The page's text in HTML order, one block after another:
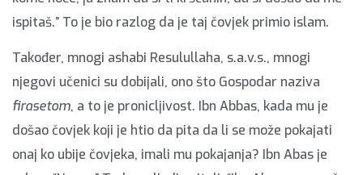
ispitaš.” To je bio razlog da je taj čovjek primio islam.
Također, mnogi ashabi Resulullaha, s.a.v.s., mnogi
njegovi učenici su dobijali, ono što Gospodar naziva
firasetom, a to je pronicljivost. Ibn Abbas, kada mu je
došao čovjek koji je htio da pita da li se može pokajati
onaj ko ubije čovjeka, imali mu pokajanja? Ibn Abas je